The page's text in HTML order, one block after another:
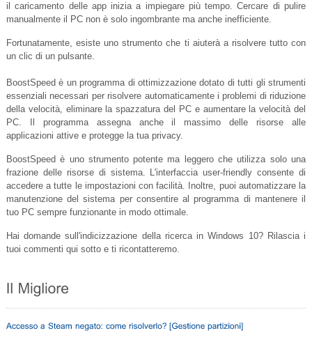
il caricamento delle app inizia a impiegare più tempo. Cercare di pulire
manualmente il PC non è solo ingombrante ma anche inefficiente.
Fortunatamente, esiste uno strumento che ti aiuterà a risolvere tutto con
un clic di un pulsante.
BoostSpeed ​​è un programma di ottimizzazione dotato di tutti gli strumenti
essenziali necessari per risolvere automaticamente i problemi di riduzione
della velocità, eliminare la spazzatura del PC e aumentare la velocità del
PC. Il programma assegna anche il massimo delle risorse alle
applicazioni attive e protegge la tua privacy.
BoostSpeed ​​è uno strumento potente ma leggero che utilizza solo una
frazione delle risorse di sistema. L'interfaccia user-friendly consente di
accedere a tutte le impostazioni con facilità. Inoltre, puoi automatizzare la
manutenzione del sistema per consentire al programma di mantenere il
tuo PC sempre funzionante in modo ottimale.
Hai domande sull'indicizzazione della ricerca in Windows 10? Rilascia i
tuoi commenti qui sotto e ti ricontatteremo.